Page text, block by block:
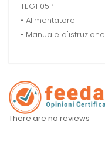
TEG1105P
• Alimentatore
• Manuale d'istruzione
There are no reviews